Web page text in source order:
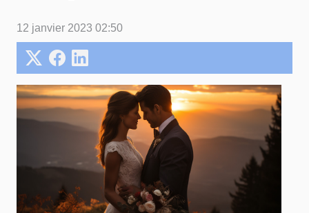
12 janvier 2023 02:50